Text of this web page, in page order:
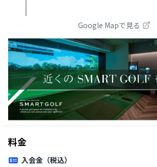
Google Mapで見る
料金
入会金（税込）